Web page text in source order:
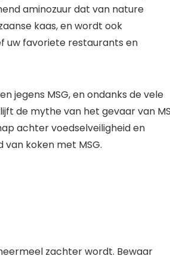
aminozuur dat van nature
kaas, en wordt ook
uw favoriete restaurants en
jegens MSG, en ondanks de vele
de mythe van het gevaar van
achter voedselveiligheid en
koken met MSG.
zachter wordt. Bewaar